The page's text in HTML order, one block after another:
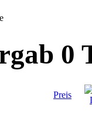
0
Preis